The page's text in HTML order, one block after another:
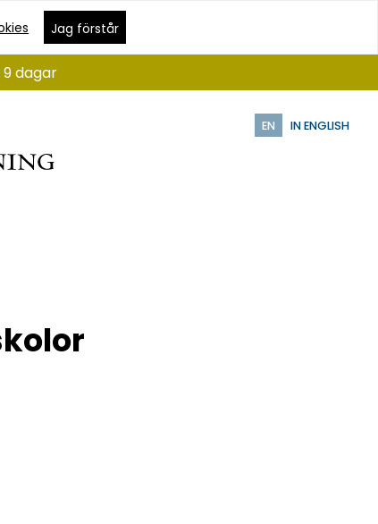
Jag förstår
EN IN ENGLISH
dagar